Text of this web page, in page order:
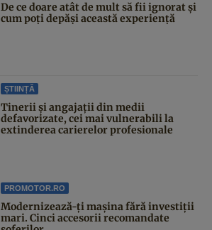
De ce doare atât de mult să fii ignorat și
cum poți depăși această experiență
ȘTIINȚĂ
Tinerii și angajații din medii
defavorizate, cei mai vulnerabili la
extinderea carierelor profesionale
PROMOTOR.RO
Modernizează-ți mașina fără investiții
mari. Cinci accesorii recomandate